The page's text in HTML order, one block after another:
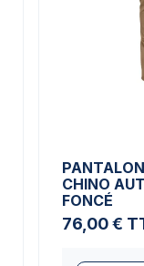
CHINO
FONCÉ
76,00 €